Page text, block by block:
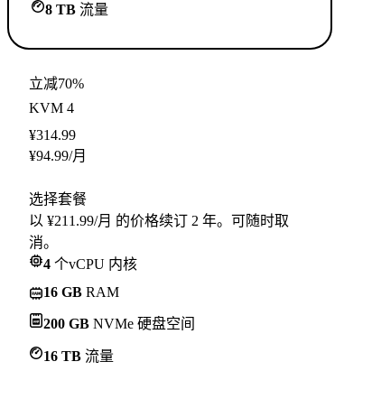
8 TB 流量
立减70%
KVM 4
¥314.99
¥94.99/月
选择套餐
以 ¥211.99/月 的价格续订 2 年。可随时取
消。
4 个vCPU 内核
16 GB RAM
200 GB NVMe 硬盘空间
16 TB 流量